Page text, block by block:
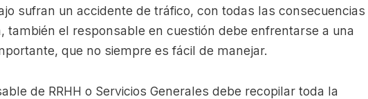
sufran un accidente de tráfico, con todas las consecuencias
también el responsable en cuestión debe enfrentarse a una
que no siempre es fácil de manejar.
de RRHH o Servicios Generales debe recopilar toda la